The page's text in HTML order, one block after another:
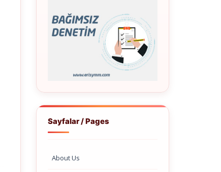
Sayfalar / Pages
About Us